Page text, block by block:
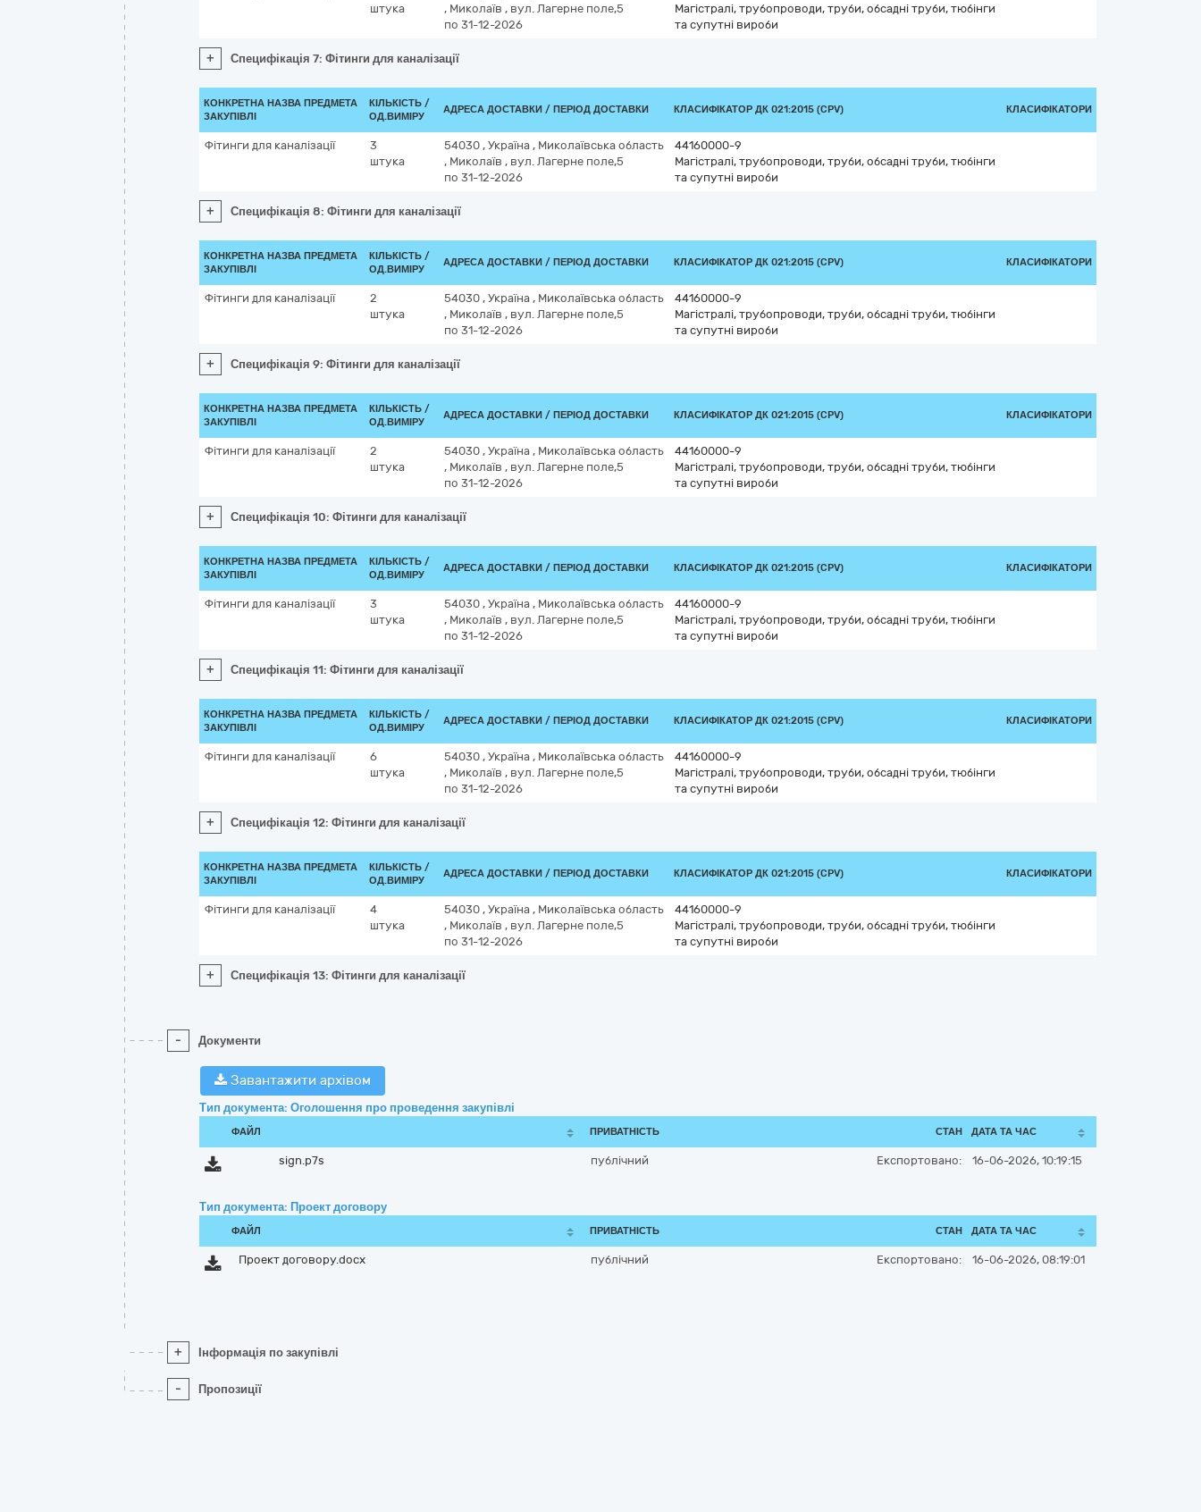
штука
, Миколаїв , вул. Лагерне поле,5
по 31-12-2026
Магістралі, трубопроводи, труби, обсадні труби, тюбінги
та супутні вироби
+ Специфікація 7: Фітинги для каналізації
КОНКРЕТНА НАЗВА ПРЕДМЕТА
ЗАКУПІВЛІ
КІЛЬКІСТЬ /
ОД.ВИМІРУ
АДРЕСА ДОСТАВКИ / ПЕРІОД ДОСТАВКИ КЛАСИФІКАТОР ДК 021:2015 (CPV) КЛАСИФІКАТОРИ
Фітинги для каналізації
3
штука
54030 , Україна , Миколаївська область
, Миколаїв , вул. Лагерне поле,5
по 31-12-2026
44160000-9
Магістралі, трубопроводи, труби, обсадні труби, тюбінги
та супутні вироби
+ Специфікація 8: Фітинги для каналізації
КОНКРЕТНА НАЗВА ПРЕДМЕТА
ЗАКУПІВЛІ
КІЛЬКІСТЬ /
ОД.ВИМІРУ
АДРЕСА ДОСТАВКИ / ПЕРІОД ДОСТАВКИ КЛАСИФІКАТОР ДК 021:2015 (CPV) КЛАСИФІКАТОРИ
Фітинги для каналізації
2
штука
54030 , Україна , Миколаївська область
, Миколаїв , вул. Лагерне поле,5
по 31-12-2026
44160000-9
Магістралі, трубопроводи, труби, обсадні труби, тюбінги
та супутні вироби
+ Специфікація 9: Фітинги для каналізації
КОНКРЕТНА НАЗВА ПРЕДМЕТА
ЗАКУПІВЛІ
КІЛЬКІСТЬ /
ОД.ВИМІРУ
АДРЕСА ДОСТАВКИ / ПЕРІОД ДОСТАВКИ КЛАСИФІКАТОР ДК 021:2015 (CPV) КЛАСИФІКАТОРИ
Фітинги для каналізації
2
штука
54030 , Україна , Миколаївська область
, Миколаїв , вул. Лагерне поле,5
по 31-12-2026
44160000-9
Магістралі, трубопроводи, труби, обсадні труби, тюбінги
та супутні вироби
+ Специфікація 10: Фітинги для каналізації
КОНКРЕТНА НАЗВА ПРЕДМЕТА
ЗАКУПІВЛІ
КІЛЬКІСТЬ /
ОД.ВИМІРУ
АДРЕСА ДОСТАВКИ / ПЕРІОД ДОСТАВКИ КЛАСИФІКАТОР ДК 021:2015 (CPV) КЛАСИФІКАТОРИ
Фітинги для каналізації
3
штука
54030 , Україна , Миколаївська область
, Миколаїв , вул. Лагерне поле,5
по 31-12-2026
44160000-9
Магістралі, трубопроводи, труби, обсадні труби, тюбінги
та супутні вироби
+ Специфікація 11: Фітинги для каналізації
КОНКРЕТНА НАЗВА ПРЕДМЕТА
ЗАКУПІВЛІ
КІЛЬКІСТЬ /
ОД.ВИМІРУ
АДРЕСА ДОСТАВКИ / ПЕРІОД ДОСТАВКИ КЛАСИФІКАТОР ДК 021:2015 (CPV) КЛАСИФІКАТОРИ
Фітинги для каналізації
6
штука
54030 , Україна , Миколаївська область
, Миколаїв , вул. Лагерне поле,5
по 31-12-2026
44160000-9
Магістралі, трубопроводи, труби, обсадні труби, тюбінги
та супутні вироби
+ Специфікація 12: Фітинги для каналізації
КОНКРЕТНА НАЗВА ПРЕДМЕТА
ЗАКУПІВЛІ
КІЛЬКІСТЬ /
ОД.ВИМІРУ
АДРЕСА ДОСТАВКИ / ПЕРІОД ДОСТАВКИ КЛАСИФІКАТОР ДК 021:2015 (CPV) КЛАСИФІКАТОРИ
Фітинги для каналізації
4
штука
54030 , Україна , Миколаївська область
, Миколаїв , вул. Лагерне поле,5
по 31-12-2026
44160000-9
Магістралі, трубопроводи, труби, обсадні труби, тюбінги
та супутні вироби
+ Специфікація 13: Фітинги для каналізації
- Документи
Завантажити архівом
Тип документа: Оголошення про проведення закупівлі
ФАЙЛ ПРИВАТНІСТЬ СТАН ДАТА ТА ЧАС
sign.p7s публічний Експортовано: 16-06-2026, 10:19:15
Тип документа: Проект договору
ФАЙЛ ПРИВАТНІСТЬ СТАН ДАТА ТА ЧАС
Проект договору.docx публічний Експортовано: 16-06-2026, 08:19:01
+ Інформація по закупівлі
- Пропозиції